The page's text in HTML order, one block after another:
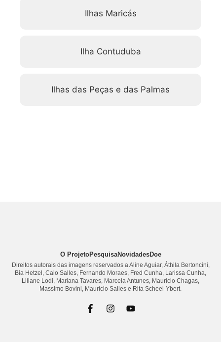
Ilhas Maricás
Ilha Contuduba
Ilhas das Peças e das Palmas
O ProjetoPesquisaNovidadesDoe
Direitos autorais das imagens reservados a Aline Aguiar, Áthila Bertoncini,
Bia Hetzel, Caio Salles, Fernando Moraes, Fred Cunha, Larissa Cunha,
Liliane Lodi, Mariana Tavares, Marcela Antunes, Maurício Chagas,
Massimo Bovini, Maurício Salles e Rita Scheel-Ybert.